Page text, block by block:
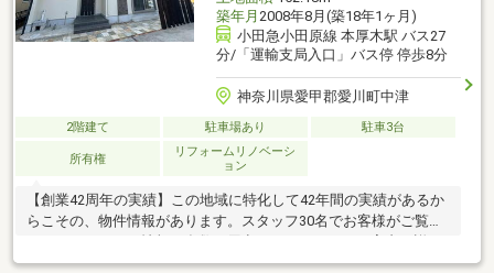
築年月 2008年8月(築18年1ヶ月)
小田急小田原線 本厚木駅 バス27
分/「運輸支局入口」バス停 停歩8分
神奈川県愛甲郡愛川町中津
2階建て 駐車場あり 駐車3台
所有権
リフォームリノベーシ
ョン
【創業42周年の実績】この地域に特化して42年間の実績があるか
らこその、物件情報があります。スタッフ30名でお客様がご覧に
な資料のご請求はお気軽にどうぞ♪☆フリーダイヤル：０１２０